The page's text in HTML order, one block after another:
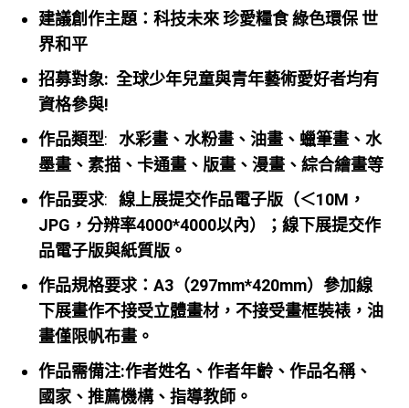
建議創作主題：科技未來 珍愛糧食 綠色環保 世
界和平
招募對象: 全球少年兒童與青年藝術愛好者均有
資格參與!
作品類型: 水彩畫、水粉畫、油畫、蠟筆畫、水
墨畫、素描、卡通畫、版畫、 漫畫、綜合繪畫等
作品要求: 線上展提交作品電子版（＜10M，
JPG，分辨率4000*4000以內）； 線下展提交作
品電子版與紙質版。
作品規格要求：A3（297mm*420mm） 參加線
下展畫作不接受立體畫材，不接受畫框裝裱，油
畫僅限帆布畫。
作品需備注:作者姓名、作者年齡、作品名稱、
國家、推薦機構、指導教師。